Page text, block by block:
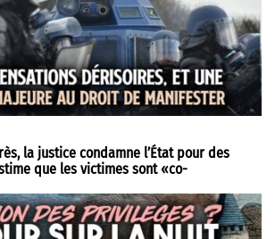
la justice condamne l’État pour des
que les victimes sont «co-